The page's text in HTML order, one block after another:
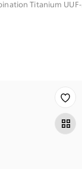
Titanium